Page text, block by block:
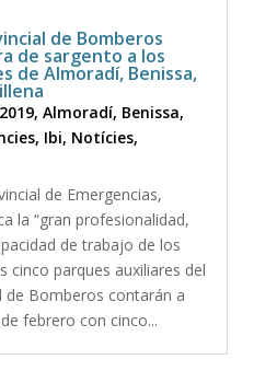
de Bomberos
de sargento a los
de Almoradí, Benissa,
2019, Almoradí, Benissa,
, Ibi, Notícies,
de Emergencias,
la “gran profesionalidad,
de trabajo de los
cinco parques auxiliares del
de Bomberos contarán a
febrero con cinco...